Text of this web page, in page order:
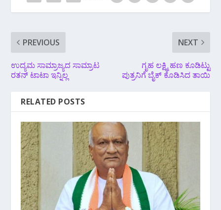
PREVIOUS
ಉದ್ಯಮ ಸಾಮ್ರಾಜ್ಯದ ಸಾಮ್ರಾಟ
ರತನ್​ ಟಾಟಾ ಇನ್ನಿಲ್ಲ
NEXT
ಗೃಹ ಲಕ್ಷ್ಮಿ ಹಣ ಕೂಡಿಟ್ಟು
ಪುತ್ರನಿಗೆ ಬೈಕ್ ಕೊಡಿಸಿದ ತಾಯಿ
RELATED POSTS